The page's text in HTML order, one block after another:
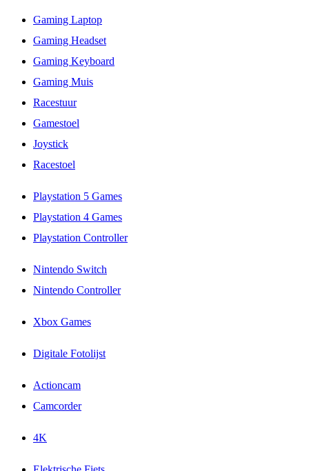
Gaming Laptop
Gaming Headset
Gaming Keyboard
Gaming Muis
Racestuur
Gamestoel
Joystick
Racestoel
Playstation 5 Games
Playstation 4 Games
Playstation Controller
Nintendo Switch
Nintendo Controller
Xbox Games
Digitale Fotolijst
Actioncam
Camcorder
4K